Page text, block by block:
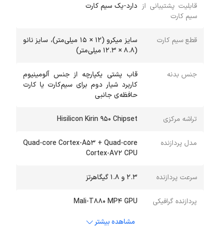
قابلیت پشتیبانی از
سیم کارت
دارد-یک سیم کارت
قطع سیم کارت
سایز میکرو (12 × 15 میلی‌متر)، سایز نانو
(8.8 × 12.3 میلی‌متر)
جنس بدنه
قاب پشتی یکپارچه از جنس آلومینیوم
کاربرد شیار دوم برای سیم‌کارت یا کارت
حافظه‌ی جانبی
تراشه مرکزی Hisilicon Kirin 950 Chipset
مدل پردازنده
Quad-core Cortex-A53 + Quad-core
Cortex-A72 CPU
سرعت پردازنده 2.3 و 1.8 گیگاهرتز
پردازنده گرافیکی
Mali-T880 MP4 GPU
مشاهده بیشتر